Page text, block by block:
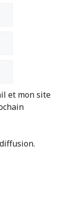
et mon site